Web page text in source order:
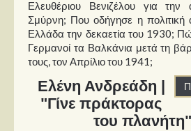
Ελευθέριου Βενιζέλου για
Σμύρνη; Που οδήγησε η πολιτική
Ελλάδα την δεκαετία του 1930;
Γερμανοί τα Βαλκάνια μετά τη
τους, τον Απρίλιο του 1941;
Ελένη Ανδρεάδη |
"Γίνε πράκτορας
του πλανήτη"